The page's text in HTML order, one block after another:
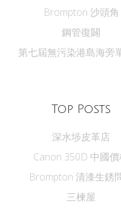
Brompton 沙頭角
鋼管復闢
第七屆無污染港島海旁
Top Posts
深水埗皮革店
Canon 350D 中國
Brompton 清漆生銹
三楝屋